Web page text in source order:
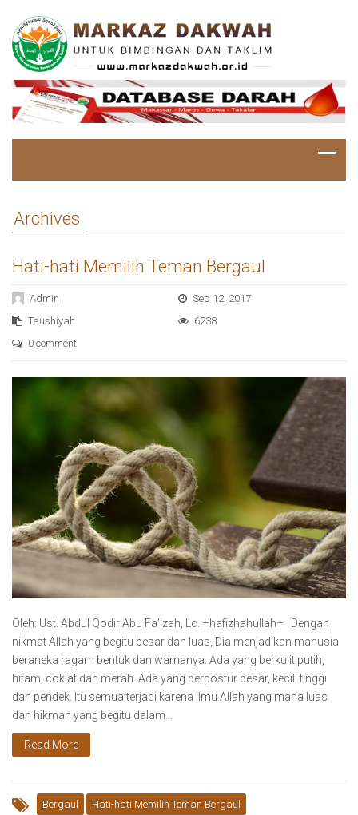
Archives
Hati-hati Memilih Teman Bergaul
Admin
Sep 12, 2017
Taushiyah
6238
0 comment
Oleh: Ust. Abdul Qodir Abu Fa’izah, Lc. –hafizhahullah– Dengan
nikmat Allah yang begitu besar dan luas, Dia menjadikan manusia
beraneka ragam bentuk dan warnanya. Ada yang berkulit putih,
hitam, coklat dan merah. Ada yang berpostur besar, kecil, tinggi
dan pendek. Itu semua terjadi karena ilmu Allah yang maha luas
dan hikmah yang begitu dalam…
Read More
Bergaul Hati-hati Memilih Teman Bergaul